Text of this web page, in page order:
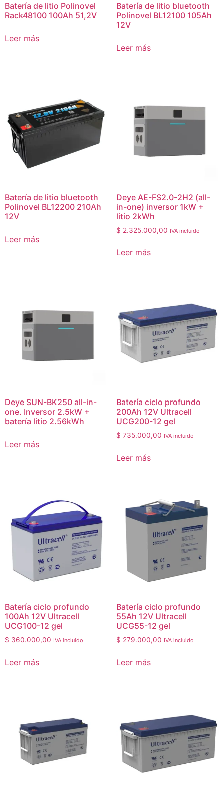
Batería de litio Polinovel
Rack48100 100Ah 51,2V
Leer más
Batería de litio bluetooth
Polinovel BL12100 105Ah
12V
Leer más
Batería de litio bluetooth
Polinovel BL12200 210Ah
12V
Leer más
Deye AE-FS2.0-2H2 (all-
in-one) inversor 1kW +
litio 2kWh
$ 2.325.000,00 IVA incluido
Leer más
Deye SUN-BK250 all-in-
one. Inversor 2.5kW +
batería litio 2.56kWh
Leer más
Batería ciclo profundo
200Ah 12V Ultracell
UCG200-12 gel
$ 735.000,00 IVA incluido
Leer más
Batería ciclo profundo
100Ah 12V Ultracell
UCG100-12 gel
$ 360.000,00 IVA incluido
Leer más
Batería ciclo profundo
55Ah 12V Ultracell
UCG55-12 gel
$ 279.000,00 IVA incluido
Leer más